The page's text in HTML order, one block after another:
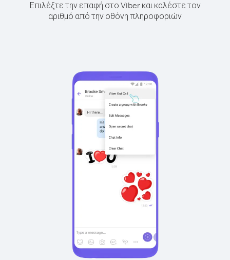
Επιλέξτε την επαφή στο Viber και καλέστε τον
αριθμό από την οθόνη πληροφοριών